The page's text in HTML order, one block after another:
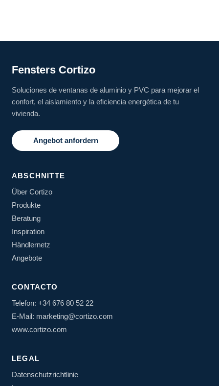
Fensters Cortizo
Soluciones de ventanas de aluminio y PVC para mejorar el
confort, el aislamiento y la eficiencia energética de tu
vivienda.
Angebot anfordern
ABSCHNITTE
Über Cortizo
Produkte
Beratung
Inspiration
Händlernetz
Angebote
CONTACTO
Telefon: +34 676 80 52 22
E-Mail: marketing@cortizo.com
www.cortizo.com
LEGAL
Datenschutzrichtlinie